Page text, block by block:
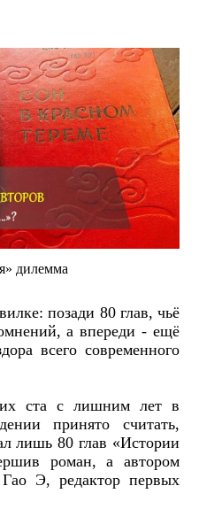
дилемма
позади 80 глав, чьё
а впереди - ещё
всего современного
ста с лишним лет в
принято считать,
лишь 80 глав «Истории
роман, а автором
Э, редактор первых